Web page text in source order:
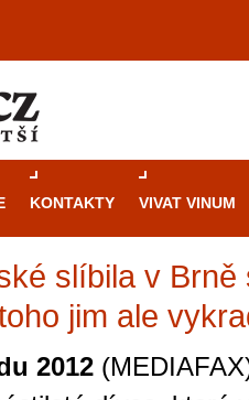
KONTAKTY VIVAT VINUM
slíbila v Brně
jim ale
2012
Průvodce
Brně: Od